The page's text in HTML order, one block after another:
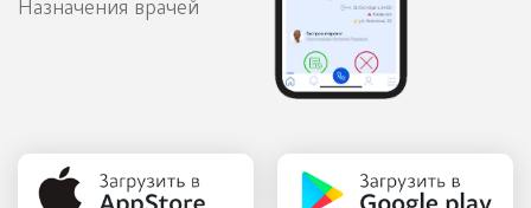
Назначения врачей